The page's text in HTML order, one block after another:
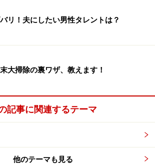
婦）
勢い余って試着をしないで洋服を買っ
がきつかった。混んでいると試着室に
になってしまうので、バーゲン以外で
と
テンションが上がって余計なものま
うが、結局使わず……。（30代 専業主
リ！夫にしたい男性タレントは？
大掃除の裏ワザ、教えます！
記事に関連するテーマ
他のテーマも見る